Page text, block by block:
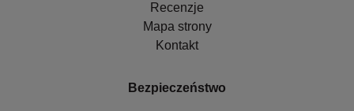
Recenzje
Mapa strony
Kontakt
Bezpieczeństwo